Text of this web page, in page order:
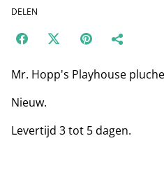
DELEN
Mr. Hopp's Playhouse
Nieuw.
Levertijd 3 tot 5 dagen.